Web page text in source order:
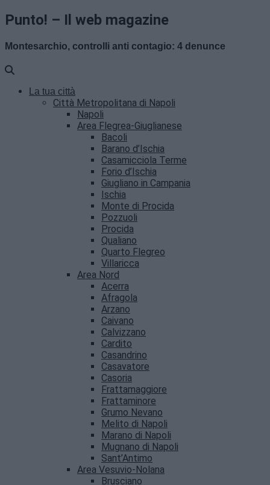
Punto! – Il web magazine
Montesarchio, controlli anti contagio: 4 denunce
La tua città
Città Metropolitana di Napoli
Napoli
Area Flegrea-Giuglianese
Bacoli
Barano d’Ischia
Casamicciola Terme
Forio d’Ischia
Giugliano in Campania
Ischia
Monte di Procida
Pozzuoli
Procida
Qualiano
Quarto Flegreo
Villaricca
Area Nord
Acerra
Afragola
Arzano
Caivano
Calvizzano
Cardito
Casandrino
Casavatore
Casoria
Frattamaggiore
Frattaminore
Grumo Nevano
Melito di Napoli
Marano di Napoli
Mugnano di Napoli
Sant’Antimo
Area Vesuvio-Nolana
Brusciano